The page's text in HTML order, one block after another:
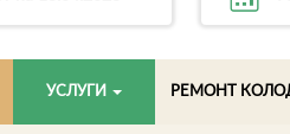
УСЛУГИ РЕМОНТ